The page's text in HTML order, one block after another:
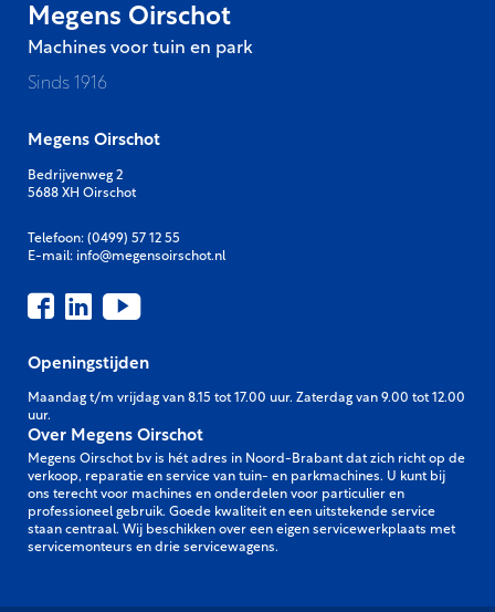
Megens Oirschot
Machines voor tuin en park
Sinds 1916
Megens Oirschot
Bedrijvenweg 2
5688 XH Oirschot
Telefoon: (0499) 57 12 55
E-mail: info@megensoirschot.nl
Openingstijden
Maandag t/m vrijdag van 8.15 tot 17.00 uur. Zaterdag van 9.00 tot 12.00
uur.
Over Megens Oirschot
Megens Oirschot bv is hét adres in Noord-Brabant dat zich richt op de
verkoop, reparatie en service van tuin- en parkmachines. U kunt bij
ons terecht voor machines en onderdelen voor particulier en
professioneel gebruik. Goede kwaliteit en een uitstekende service
staan centraal. Wij beschikken over een eigen servicewerkplaats met
servicemonteurs en drie servicewagens.